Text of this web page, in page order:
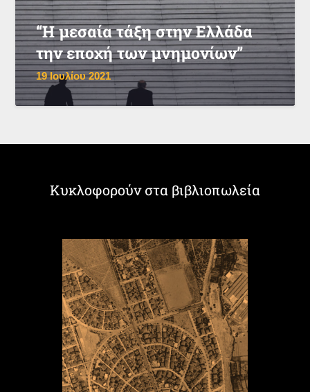
“Η μεσαία τάξη στην Ελλάδα
την εποχή των μνημονίων”
19 Ιουλίου 2021
Κυκλοφορούν στα βιβλιοπωλεία